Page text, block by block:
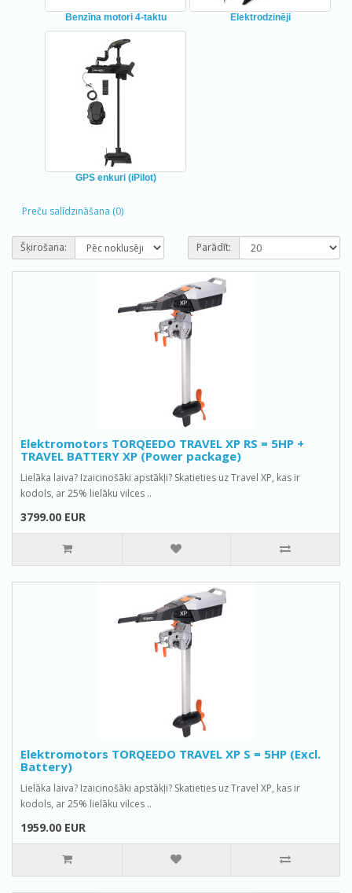
Benzīna motori 4-taktu Elektrodzinēji
GPS enkuri (iPilot)
Preču salīdzināšana (0)
Šķirošana: Parādīt:
Elektromotors TORQEEDO TRAVEL XP RS = 5HP +
TRAVEL BATTERY XP (Power package)
Lielāka laiva? Izaicinošāki apstākļi? Skatieties uz Travel XP, kas ir
kodols, ar 25% lielāku vilces ..
3799.00 EUR
Elektromotors TORQEEDO TRAVEL XP S = 5HP (Excl.
Battery)
Lielāka laiva? Izaicinošāki apstākļi? Skatieties uz Travel XP, kas ir
kodols, ar 25% lielāku vilces ..
1959.00 EUR